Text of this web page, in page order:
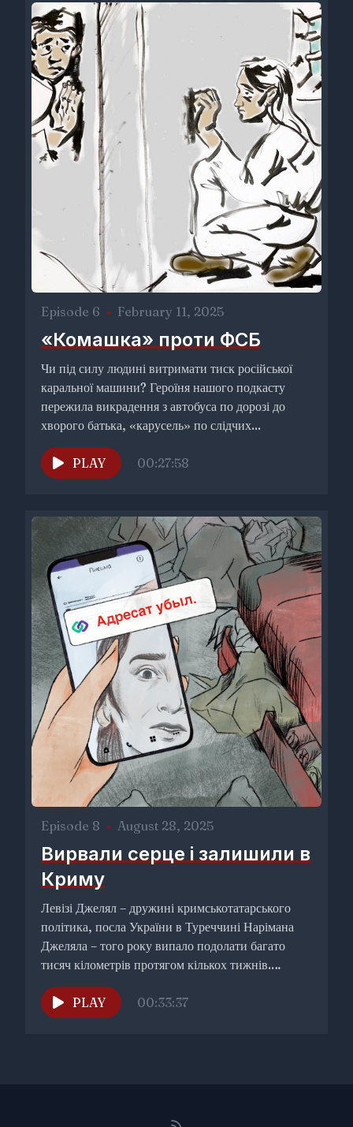
Episode 6 • February 11, 2025
«Комашка» проти ФСБ
Чи під силу людині витримати тиск російської
каральної машини? Героїня нашого подкасту
пережила викрадення з автобуса по дорозі до
хворого батька, «карусель» по слідчих...
PLAY 00:27:58
Episode 8 • August 28, 2025
Вирвали серце і залишили в
Криму
Левізі Джелял – дружині кримськотатарського
політика, посла України в Туреччині Нарімана
Джеляла – того року випало подолати багато
тисяч кілометрів протягом кількох тижнів.
Кілька...
PLAY
00:33:37